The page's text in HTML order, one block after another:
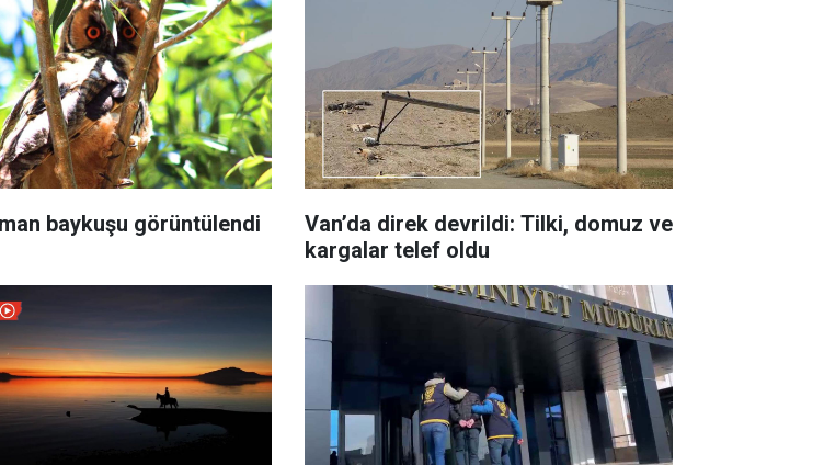
baykuşu görüntülendi
Van’da direk devrildi: Tilki, domuz ve
kargalar telef oldu